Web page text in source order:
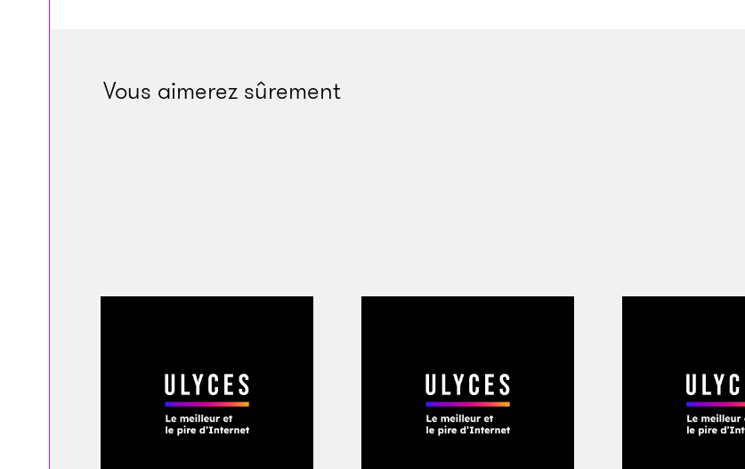
À peu près à la même époque, Jean-Jacques Lauby, un ancien
pouvaient plaire aux gens, etvice versa. » Quelques semaines
confidentielle et le jeu encore loin d’être tendance. Autour des
douze premiers polos griffés Blanco, la greffe prend pourtant. Une
première boutique à son nom ouvre à Blagnac en 1994. La gamme
Vous aimerez sûrement